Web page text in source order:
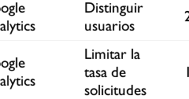
Distinguir
usuarios
Limitar la
tasa de
solicitudes